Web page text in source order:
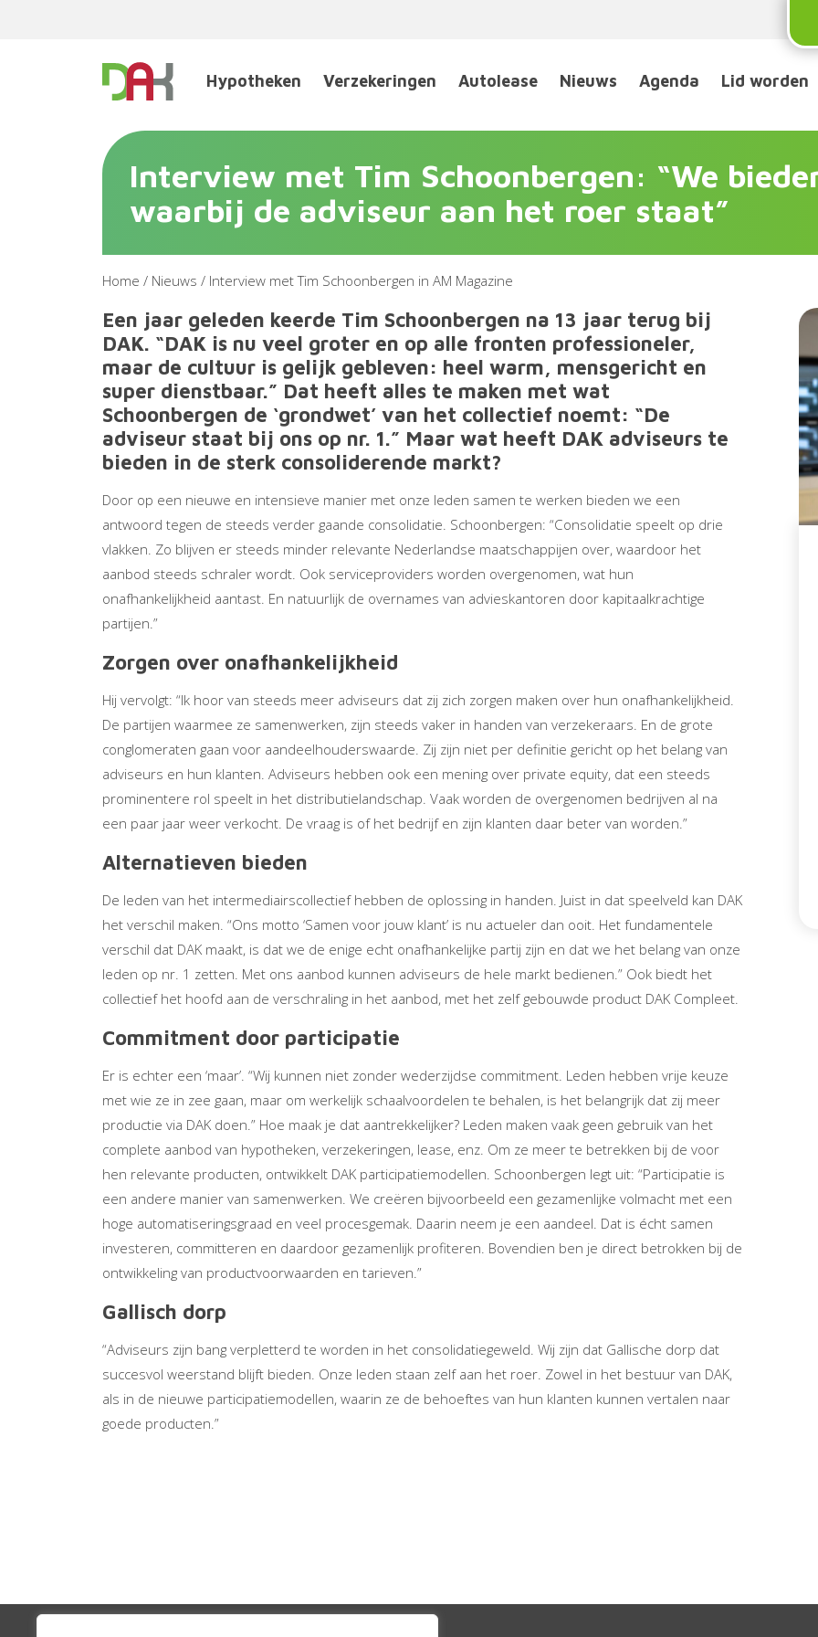
Hypotheken Verzekeringen Autolease Nieuws Agenda Lid worden
Interview met Tim Schoonbergen: “We
waarbij de adviseur aan het roer staat”
Home / Nieuws / Interview met Tim Schoonbergen in AM Magazine
Een jaar geleden keerde Tim Schoonbergen na 13 jaar terug bij
DAK. “DAK is nu veel groter en op alle fronten professioneler,
maar de cultuur is gelijk gebleven: heel warm, mensgericht en
super dienstbaar.” Dat heeft alles te maken met wat
Schoonbergen de ‘grondwet’ van het collectief noemt: “De
adviseur staat bij ons op nr. 1.” Maar wat heeft DAK adviseurs te
bieden in de sterk consoliderende markt?
Door op een nieuwe en intensieve manier met onze leden samen te werken bieden we een
antwoord tegen de steeds verder gaande consolidatie. Schoonbergen: “Consolidatie speelt op drie
vlakken. Zo blijven er steeds minder relevante Nederlandse maatschappijen over, waardoor het
aanbod steeds schraler wordt. Ook serviceproviders worden overgenomen, wat hun
onafhankelijkheid aantast. En natuurlijk de overnames van advieskantoren door kapitaalkrachtige
partijen.”
Zorgen over onafhankelijkheid
Hij vervolgt: “Ik hoor van steeds meer adviseurs dat zij zich zorgen maken over hun onafhankelijkheid.
De partijen waarmee ze samenwerken, zijn steeds vaker in handen van verzekeraars. En de grote
conglomeraten gaan voor aandeelhouderswaarde. Zij zijn niet per definitie gericht op het belang van
adviseurs en hun klanten. Adviseurs hebben ook een mening over private equity, dat een steeds
prominentere rol speelt in het distributielandschap. Vaak worden de overgenomen bedrijven al na
een paar jaar weer verkocht. De vraag is of het bedrijf en zijn klanten daar beter van worden.”
Alternatieven bieden
De leden van het intermediairscollectief hebben de oplossing in handen. Juist in dat speelveld kan DAK
het verschil maken. “Ons motto ‘Samen voor jouw klant’ is nu actueler dan ooit. Het fundamentele
verschil dat DAK maakt, is dat we de enige echt onafhankelijke partij zijn en dat we het belang van onze
leden op nr. 1 zetten. Met ons aanbod kunnen adviseurs de hele markt bedienen.” Ook biedt het
collectief het hoofd aan de verschraling in het aanbod, met het zelf gebouwde product DAK Compleet.
Commitment door participatie
Er is echter een ‘maar’. “Wij kunnen niet zonder wederzijdse commitment. Leden hebben vrije keuze
met wie ze in zee gaan, maar om werkelijk schaalvoordelen te behalen, is het belangrijk dat zij meer
productie via DAK doen.” Hoe maak je dat aantrekkelijker? Leden maken vaak geen gebruik van het
complete aanbod van hypotheken, verzekeringen, lease, enz. Om ze meer te betrekken bij de voor
hen relevante producten, ontwikkelt DAK participatiemodellen. Schoonbergen legt uit: “Participatie is
een andere manier van samenwerken. We creëren bijvoorbeeld een gezamenlijke volmacht met een
hoge automatiseringsgraad en veel procesgemak. Daarin neem je een aandeel. Dat is écht samen
investeren, committeren en daardoor gezamenlijk profiteren. Bovendien ben je direct betrokken bij de
ontwikkeling van productvoorwaarden en tarieven.”
Gallisch dorp
“Adviseurs zijn bang verpletterd te worden in het consolidatiegeweld. Wij zijn dat Gallische dorp dat
succesvol weerstand blijft bieden. Onze leden staan zelf aan het roer. Zowel in het bestuur van DAK,
als in de nieuwe participatiemodellen, waarin ze de behoeftes van hun klanten kunnen vertalen naar
goede producten.”